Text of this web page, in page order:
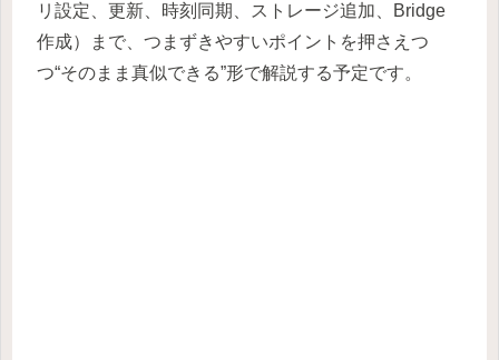
リ設定、更新、時刻同期、ストレージ追加、Bridge
作成）まで、つまずきやすいポイントを押さえつ
つ“そのまま真似できる”形で解説する予定です。